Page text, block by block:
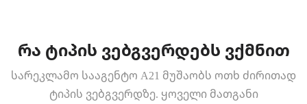
რა ტიპის ვებგვერდებს ვქმნით
სარეკლამო სააგენტო A21 მუშაობს ოთხ ძირითად
ტიპის ვებგვერდზე. ყოველი მათგანი